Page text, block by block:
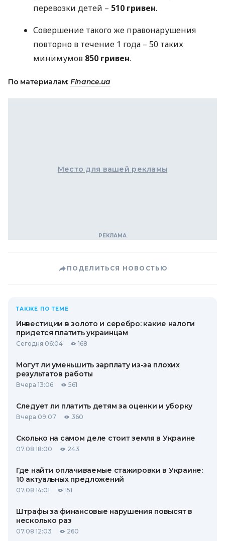
перевозки детей – 510 гривен.
Совершение такого же правонарушения
повторно в течение 1 года – 50 таких
минимумов 850 гривен.
По материалам: Finance.ua
Место для вашей рекламы
ПОДЕЛИТЬСЯ НОВОСТЬЮ
ТАКЖЕ ПО ТЕМЕ
Инвестиции в золото и серебро: какие налоги
придется платить украинцам
Сегодня 06:04 168
Могут ли уменьшить зарплату из-за плохих
результатов работы
Вчера 13:06 561
Следует ли платить детям за оценки и уборку
Вчера 09:07 360
Сколько на самом деле стоит земля в Украине
07.08 18:00 243
Где найти оплачиваемые стажировки в Украине:
10 актуальных предложений
07.08 14:01 151
Штрафы за финансовые нарушения повысят в
несколько раз
07.08 12:03 260